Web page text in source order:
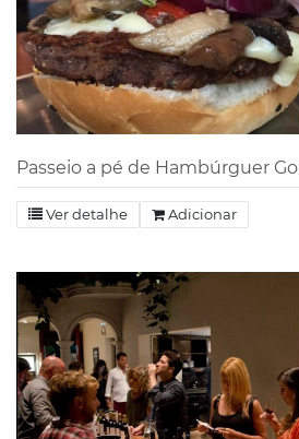
Passeio a pé de Hambúrguer
Ver detalhe Adicionar